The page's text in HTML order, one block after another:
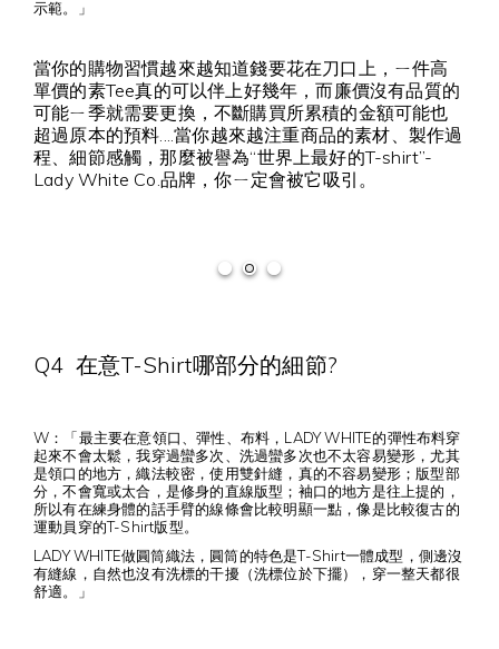
示範。」
當你的購物習慣越來越知道錢要花在刀口上，ㄧ件高
單價的素Tee真的可以伴上好幾年，而廉價沒有品質的
可能ㄧ季就需要更換，不斷購買所累積的金額可能也
超過原本的預料....當你越來越注重商品的素材、製作過
程、細節感觸，那麼被譽為“世界上最好的T-shirt”-
Lady White Co.品牌，你ㄧ定會被它吸引。
Q4 在意T-Shirt哪部分的細節?
W：「最主要在意領口、彈性、布料，LADY WHITE的彈性布料穿
起來不會太鬆，我穿過蠻多次、洗過蠻多次也不太容易變形，尤其
是領口的地方，織法較密，使用雙針縫，真的不容易變形；版型部
分，不會寬或太合，是修身的直線版型；袖口的地方是往上提的，
所以有在練身體的話手臂的線條會比較明顯一點，像是比較復古的
運動員穿的T-Shirt版型。
LADY WHITE做圓筒織法，圓筒的特色是T-Shirt一體成型，側邊沒
有縫線，自然也沒有洗標的干擾（洗標位於下擺），穿一整天都很
舒適。」